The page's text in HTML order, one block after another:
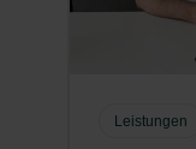
Leistungen